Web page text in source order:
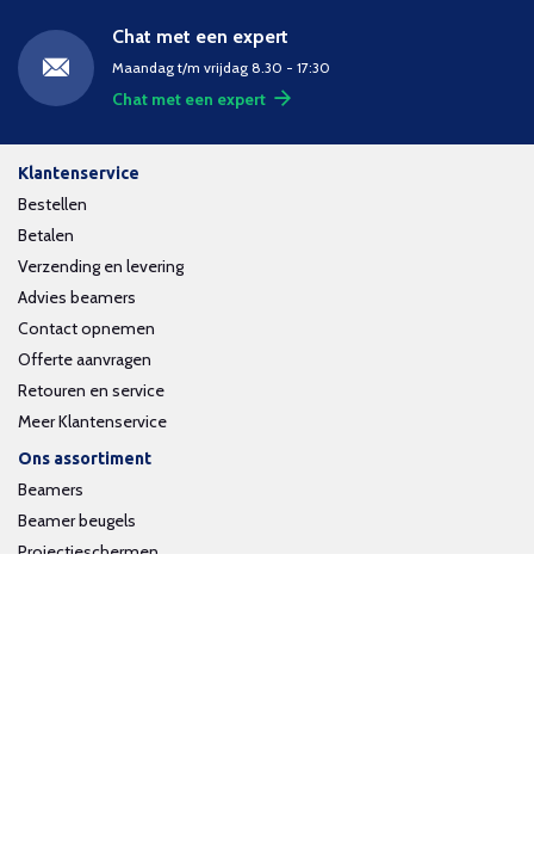
Chat met een expert
Maandag t/m vrijdag 8.30 - 17:30
Chat met een expert
Klantenservice
Bestellen
Betalen
Verzending en levering
Advies beamers
Contact opnemen
Offerte aanvragen
Retouren en service
Meer Klantenservice
Ons assortiment
Beamers
Beamer beugels
Projectieschermen